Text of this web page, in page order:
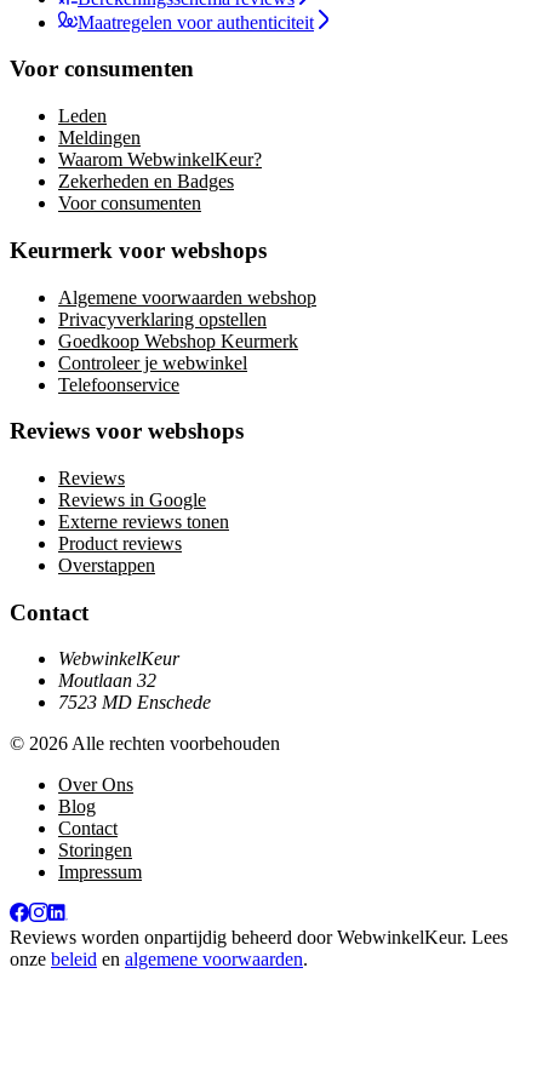
Maatregelen voor authenticiteit
Voor consumenten
Leden
Meldingen
Waarom WebwinkelKeur?
Zekerheden en Badges
Voor consumenten
Keurmerk voor webshops
Algemene voorwaarden webshop
Privacyverklaring opstellen
Goedkoop Webshop Keurmerk
Controleer je webwinkel
Telefoonservice
Reviews voor webshops
Reviews
Reviews in Google
Externe reviews tonen
Product reviews
Overstappen
Contact
WebwinkelKeur
Moutlaan 32
7523 MD Enschede
© 2026 Alle rechten voorbehouden
Over Ons
Blog
Contact
Storingen
Impressum
Reviews worden onpartijdig beheerd doorWebwinkelKeur. Lees
onze beleid en algemene voorwaarden.